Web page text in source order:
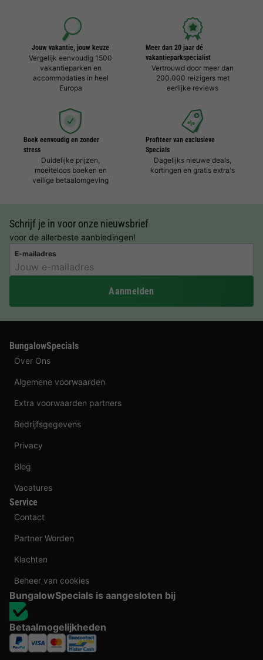
Jouw vakantie, jouw keuze
Vergelijk eenvoudig 1500
vakantieparken en
accommodaties in heel
Europa
Meer dan 20 jaar dé
vakantieparkspecialist
Vertrouwd door meer dan
200.000 reizigers met
eerlijke reviews
Boek eenvoudig en zonder
stress
Duidelijke prijzen,
moeiteloos boeken en
veilige betaalomgeving
Profiteer van exclusieve
Specials
Dagelijks nieuwe deals,
kortingen en gratis extra's
Schrijf je in voor onze nieuwsbrief
voor de allerbeste aanbiedingen!
E-mailadres
Aanmelden
BungalowSpecials
Over Ons
Algemene voorwaarden
Extra voorwaarden partners
Bedrijfsgegevens
Privacy
Blog
Vacatures
Service
Contact
Partner Worden
Klachten
Beheer van cookies
BungalowSpecials is aangesloten bij
Betaalmogelijkheden